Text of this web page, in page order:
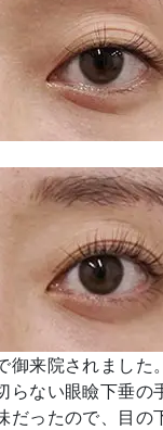
来院されました。
ない眼瞼下垂の
ったので、目の